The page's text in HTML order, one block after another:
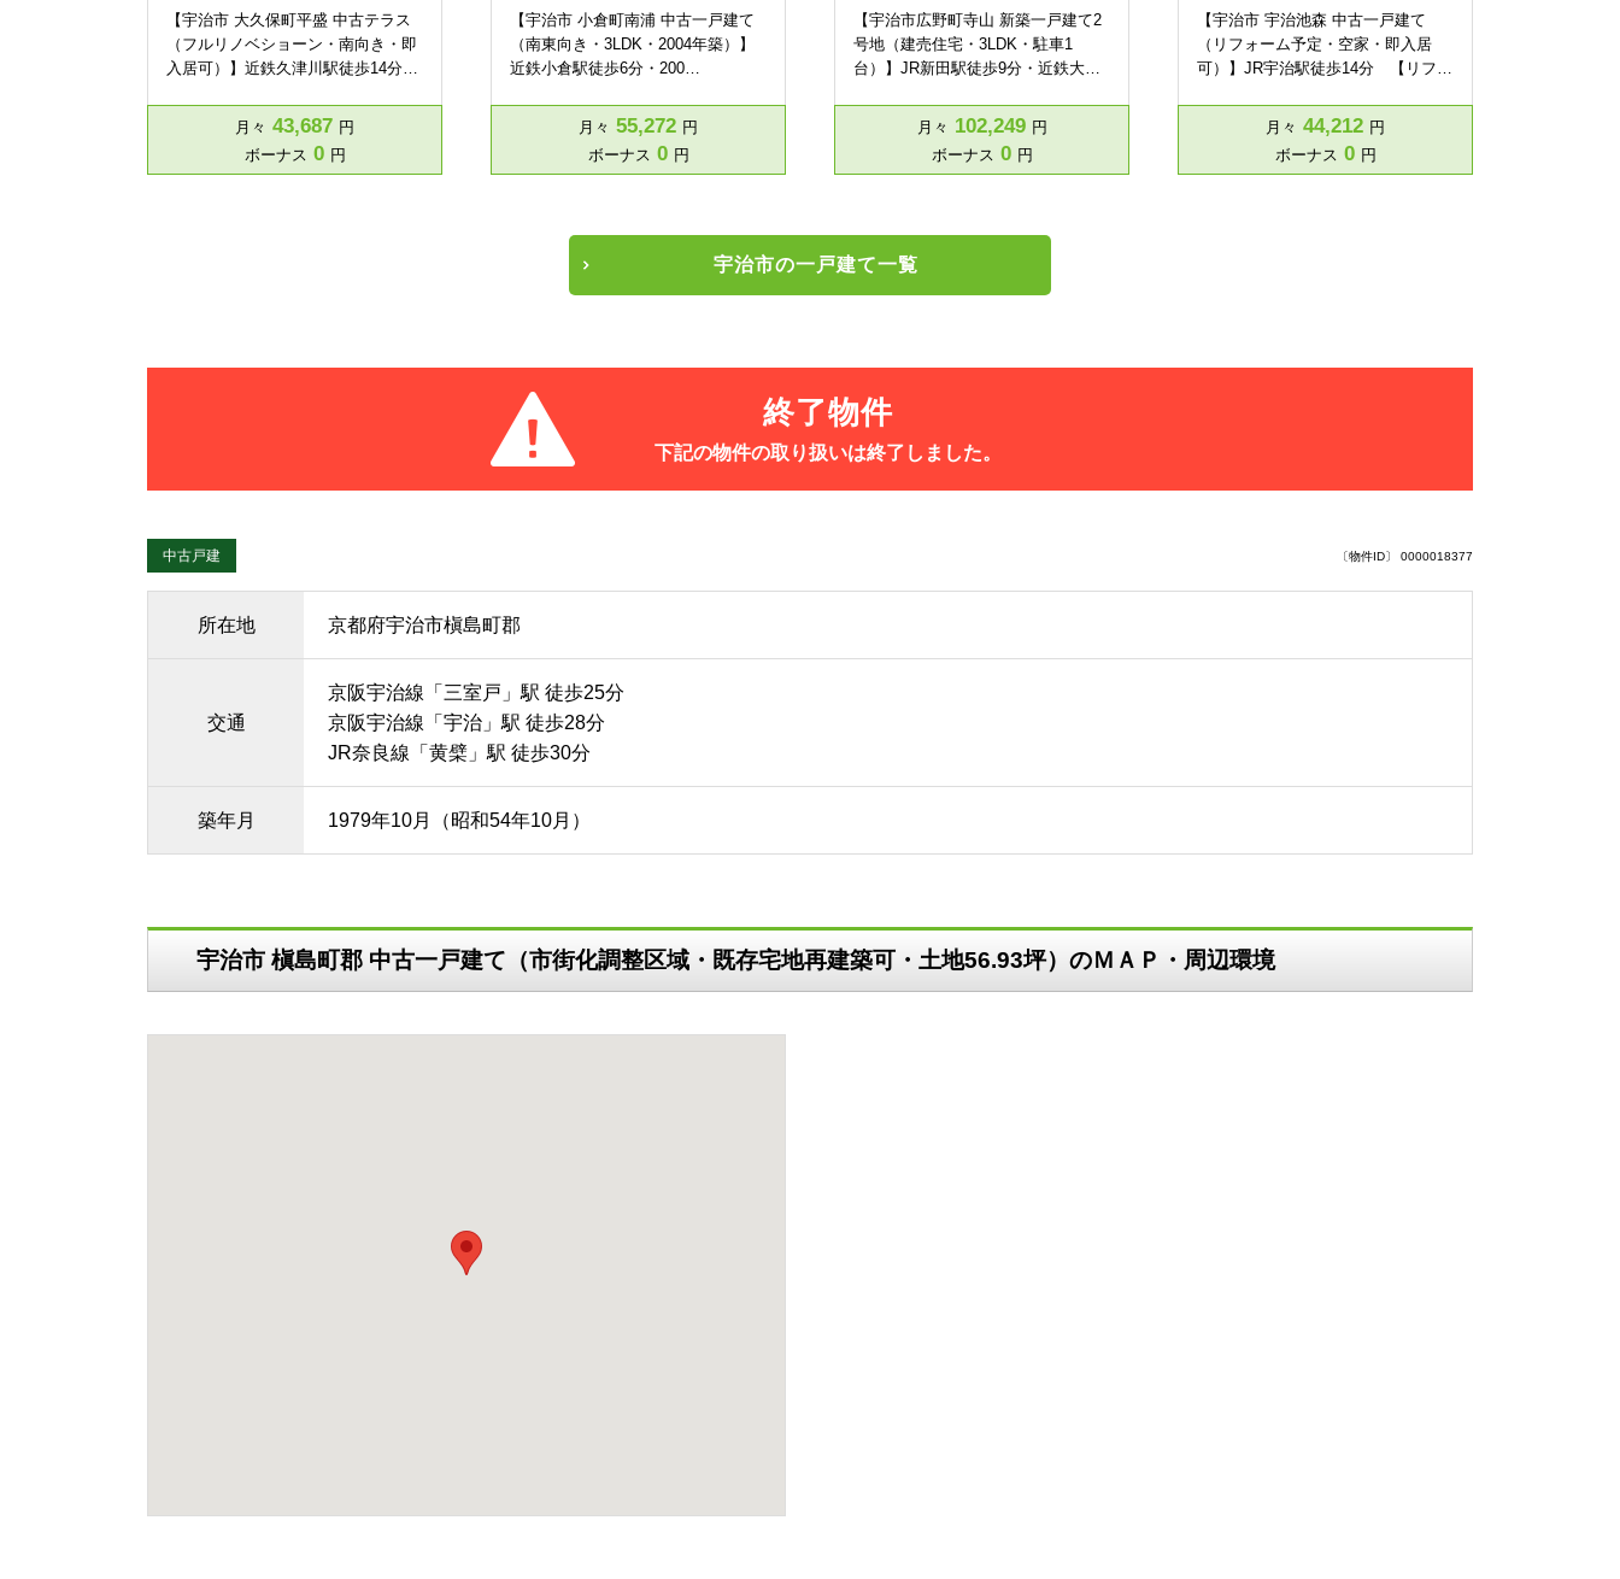
【宇治市 大久保町平盛 中古テラス
（フルリノベショーン・南向き・即
入居可）】近鉄久津川駅徒歩14分…
月々 43,687 円
ボーナス 0 円
【宇治市 小倉町南浦 中古一戸建て
（南東向き・3LDK・2004年築）】
近鉄小倉駅徒歩6分・200…
月々 55,272 円
ボーナス 0 円
【宇治市広野町寺山 新築一戸建て2
号地（建売住宅・3LDK・駐車1
台）】JR新田駅徒歩9分・近鉄大…
月々 102,249 円
ボーナス 0 円
【宇治市 宇治池森 中古一戸建て
（リフォーム予定・空家・即入居
可）】JR宇治駅徒歩14分 【リフ
月々 44,212 円
ボーナス 0 円
宇治市の一戸建て一覧
終了物件
下記の物件の取り扱いは終了しました。
〔物件ID〕 0000018377
中古戸建
所在地 京都府宇治市槇島町郡
交通
京阪宇治線「三室戸」駅 徒歩25分
京阪宇治線「宇治」駅 徒歩28分
JR奈良線「黄檗」駅 徒歩30分
築年月 1979年10月（昭和54年10月）
宇治市 槇島町郡 中古一戸建て（市街化調整区域・既存宅地再建築可・土地56.93坪）のＭＡＰ・周辺環境